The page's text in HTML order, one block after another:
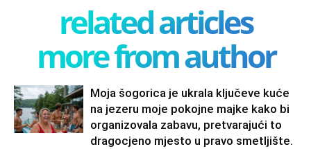
related articles
more from author
Moja šogorica je ukrala ključeve kuće
na jezeru moje pokojne majke kako bi
organizovala zabavu, pretvarajući to
dragocjeno mjesto u pravo smetljište.